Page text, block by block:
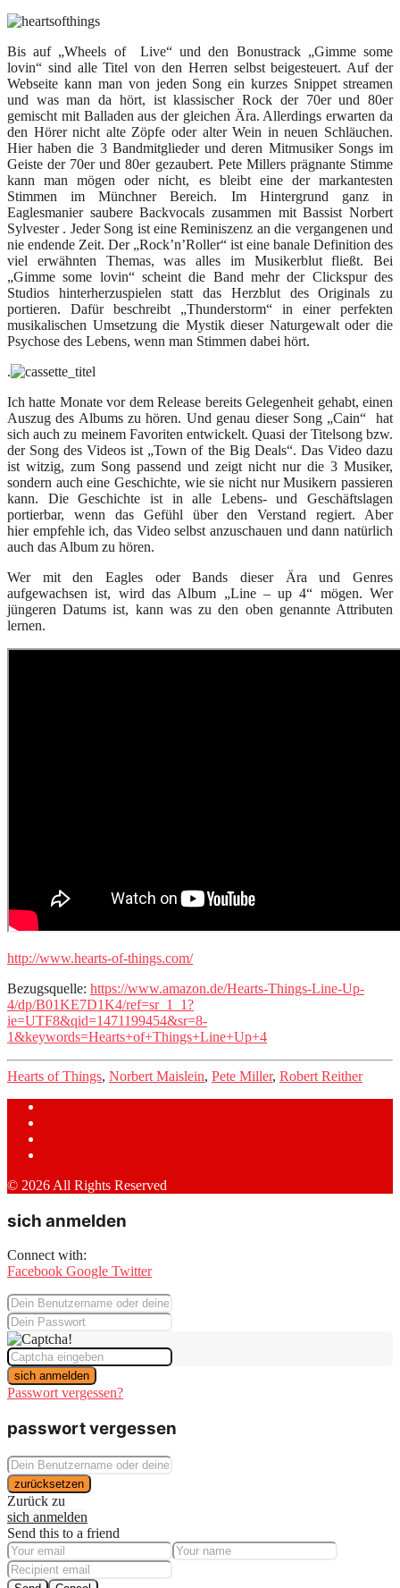
Bis auf „Wheels of Live“ und den Bonustrack „Gimme some
lovin“ sind alle Titel von den Herren selbst beigesteuert. Auf der
Webseite kann man von jeden Song ein kurzes Snippet streamen
und was man da hört, ist klassischer Rock der 70er und 80er
gemischt mit Balladen aus der gleichen Ära. Allerdings erwarten da
den Hörer nicht alte Zöpfe oder alter Wein in neuen Schläuchen.
Hier haben die 3 Bandmitglieder und deren Mitmusiker Songs im
Geiste der 70er und 80er gezaubert. Pete Millers prägnante Stimme
kann man mögen oder nicht, es bleibt eine der markantesten
Stimmen im Münchner Bereich. Im Hintergrund ganz in
Eaglesmanier saubere Backvocals zusammen mit Bassist Norbert
Sylvester . Jeder Song ist eine Reminiszenz an die vergangenen und
nie endende Zeit. Der „Rock’n’Roller“ ist eine banale Definition des
viel erwähnten Themas, was alles im Musikerblut fließt. Bei
„Gimme some lovin“ scheint die Band mehr der Clickspur des
Studios hinterherzuspielen statt das Herzblut des Originals zu
portieren. Dafür beschreibt „Thunderstorm“ in einer perfekten
musikalischen Umsetzung die Mystik dieser Naturgewalt oder die
Psychose des Lebens, wenn man Stimmen dabei hört.
.
Ich hatte Monate vor dem Release bereits Gelegenheit gehabt, einen
Auszug des Albums zu hören. Und genau dieser Song „Cain“ hat
sich auch zu meinem Favoriten entwickelt. Quasi der Titelsong bzw.
der Song des Videos ist „Town of the Big Deals“. Das Video dazu
ist witzig, zum Song passend und zeigt nicht nur die 3 Musiker,
sondern auch eine Geschichte, wie sie nicht nur Musikern passieren
kann. Die Geschichte ist in alle Lebens- und Geschäftslagen
portierbar, wenn das Gefühl über den Verstand regiert. Aber
hier empfehle ich, das Video selbst anzuschauen und dann natürlich
auch das Album zu hören.
Wer mit den Eagles oder Bands dieser Ära und Genres
aufgewachsen ist, wird das Album „Line – up 4“ mögen. Wer
jüngeren Datums ist, kann was zu den oben genannte Attributen
lernen.
http://www.hearts-of-things.com/
Bezugsquelle: https://www.amazon.de/Hearts-Things-Line-Up-
4/dp/B01KE7D1K4/ref=sr_1_1?
ie=UTF8&qid=1471199454&sr=8-
1&keywords=Hearts+of+Things+Line+Up+4
Hearts of Things, Norbert Maislein, Pete Miller, Robert Reither
© 2026 All Rights Reserved
sich anmelden
Connect with:
Facebook Google Twitter
sich anmelden
Passwort vergessen?
passwort vergessen
zurücksetzen
Zurück zu
sich anmelden
Send this to a friend